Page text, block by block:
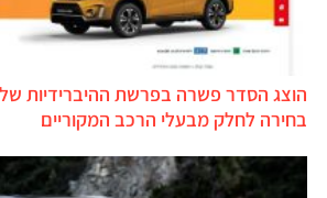
בחירה לחלק מבעלי הרכב המקוריים